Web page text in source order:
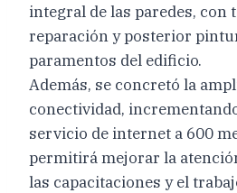
integral de las paredes, con
reparación y posterior
paramentos del edificio.
Además, se concretó la
conectividad,
servicio de internet a 600
permitirá mejorar la
las capacitaciones y el